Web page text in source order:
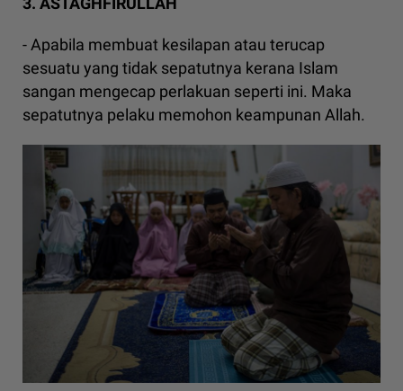
- Apabila membuat kesilapan atau terucap
sesuatu yang tidak sepatutnya kerana Islam
sangan mengecap perlakuan seperti ini. Maka
sepatutnya pelaku memohon keampunan Allah.